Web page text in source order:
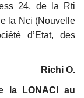
24, de la Rti
la Nci (Nouvelle
d’Etat, des
Richi O.
la LONACI au